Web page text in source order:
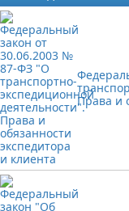
Права и